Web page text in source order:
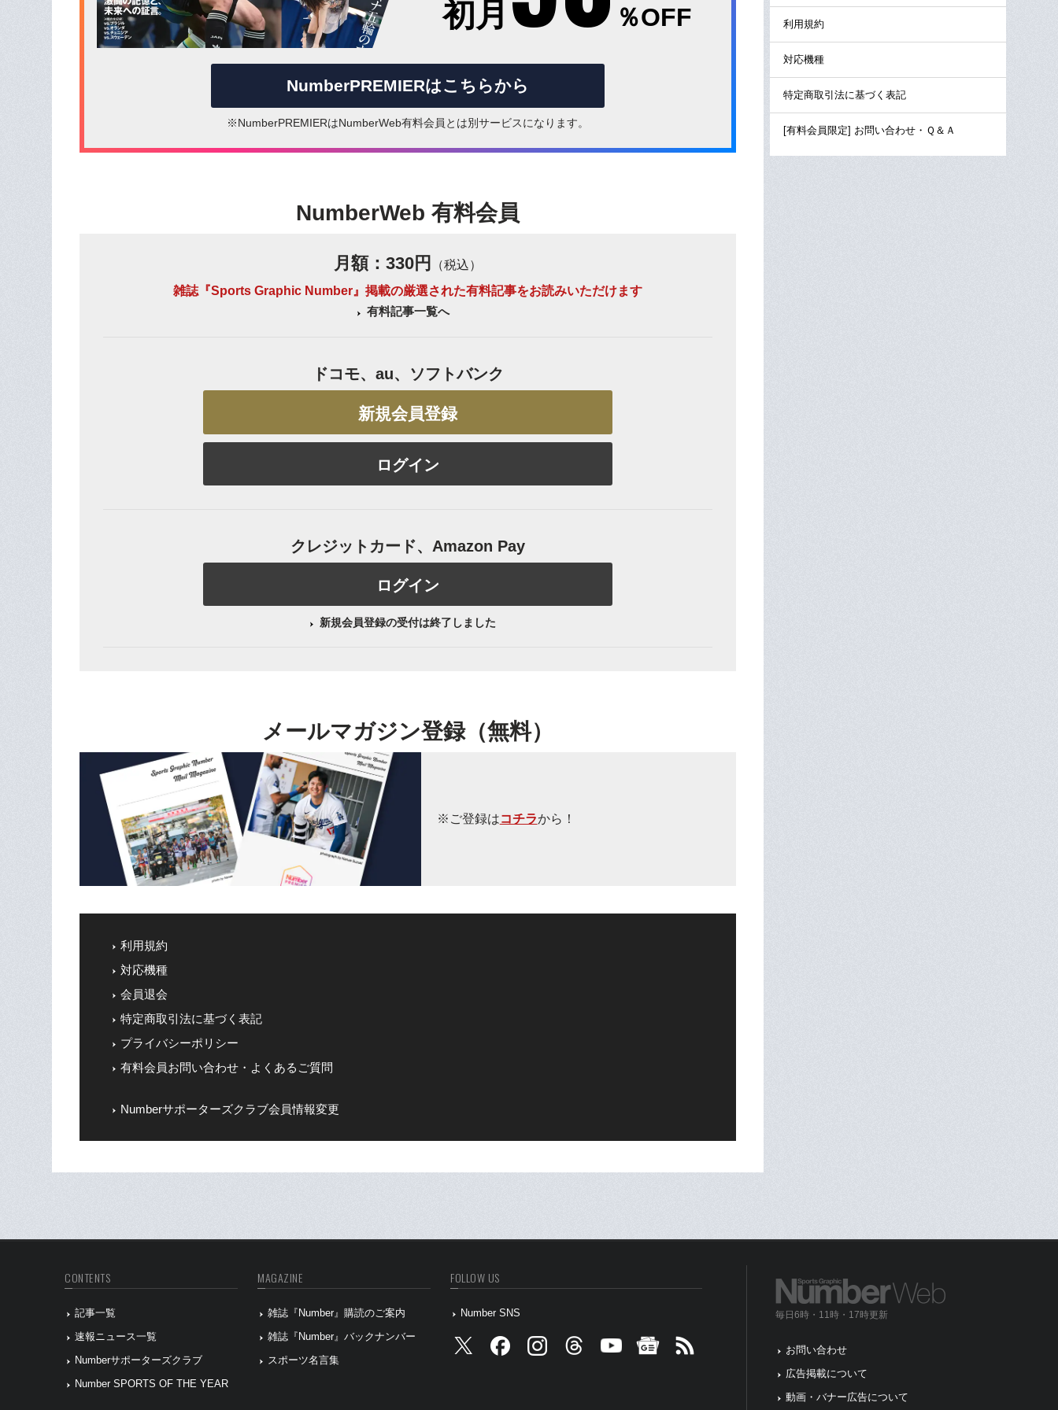
初月 ％OFF
NumberPREMIERはこちらから
※NumberPREMIERはNumberWeb有料会員とは別サービスになります。
NumberWeb 有料会員
月額：330円
（税込）
雑誌『Sports Graphic Number』掲載の厳選された有料記事をお読みいただけます
有料記事一覧へ
ドコモ、au、ソフトバンク
新規会員登録
ログイン
クレジットカード、Amazon Pay
ログイン
新規会員登録の受付は終了しました
メールマガジン登録（無料）
※ご登録はコチラから！
利用規約
対応機種
会員退会
特定商取引法に基づく表記
プライバシーポリシー
有料会員お問い合わせ・よくあるご質問
Numberサポーターズクラブ会員情報変更
利用規約
対応機種
特定商取引法に基づく表記
[有料会員限定] お問い合わせ・Ｑ＆Ａ
CONTENTS
記事一覧
速報ニュース一覧
Numberサポーターズクラブ
Number SPORTS OF THE YEAR
MAGAZINE
雑誌『Number』購読のご案内
雑誌『Number』バックナンバー
スポーツ名言集
FOLLOW US
Number SNS 毎日6時・11時・17時更新
お問い合わせ
広告掲載について
動画・バナー広告について